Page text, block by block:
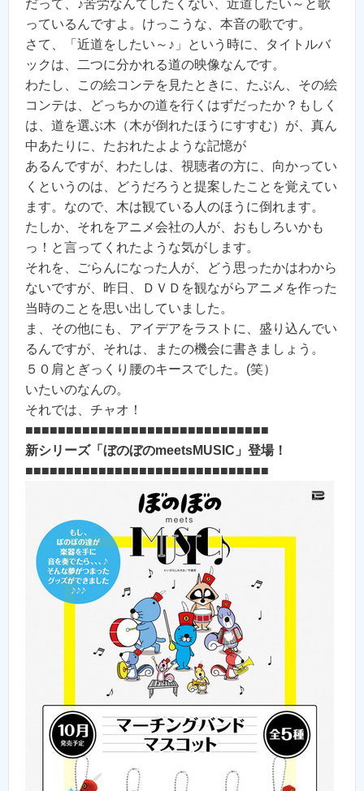
だって、♪苦労なんてしたくない、近道したい～と歌
っているんですよ。けっこうな、本音の歌です。
さて、「近道をしたい～♪」という時に、タイトルバ
ックは、二つに分かれる道の映像なんです。
わたし、この絵コンテを見たときに、たぶん、その絵
コンテは、どっちかの道を行くはずだったか？もしく
は、道を選ぶ木（木が倒れたほうにすすむ）が、真ん
中あたりに、たおれたよような記憶が
あるんですが、わたしは、視聴者の方に、向かってい
くというのは、どうだろうと提案したことを覚えてい
ます。なので、木は観ている人のほうに倒れます。
たしか、それをアニメ会社の人が、おもしろいかも
っ！と言ってくれたような気がします。
それを、ごらんになった人が、どう思ったかはわから
ないですが、昨日、ＤＶＤを観ながらアニメを作った
当時のことを思い出していました。
ま、その他にも、アイデアをラストに、盛り込んでい
るんですが、それは、またの機会に書きましょう。
５０肩とぎっくり腰のキースでした。(笑）
いたいのなんの。
それでは、チャオ！
■■■■■■■■■■■■■■■■■■■■■■■■■■■■■■
新シリーズ「ぼのぼのmeetsMUSIC」登場！
■■■■■■■■■■■■■■■■■■■■■■■■■■■■■■